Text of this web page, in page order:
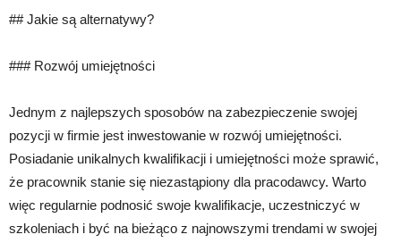
## Jakie są alternatywy?
### Rozwój umiejętności
Jednym z najlepszych sposobów na zabezpieczenie swojej
pozycji w firmie jest inwestowanie w rozwój umiejętności.
Posiadanie unikalnych kwalifikacji i umiejętności może sprawić,
że pracownik stanie się niezastąpiony dla pracodawcy. Warto
więc regularnie podnosić swoje kwalifikacje, uczestniczyć w
szkoleniach i być na bieżąco z najnowszymi trendami w swojej